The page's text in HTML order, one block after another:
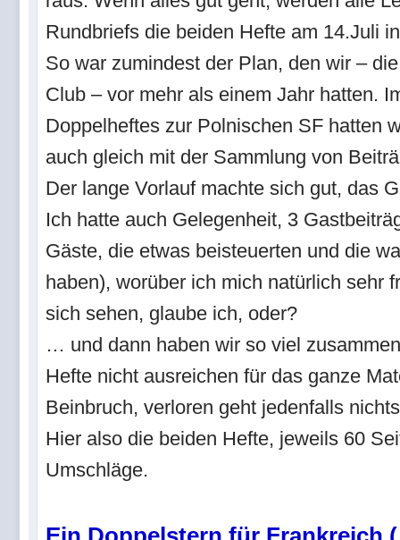
Rundbriefs die beiden Hefte am 14.Juli
So war zumindest der Plan, den wir –
Club – vor mehr als einem Jahr hatten.
Doppelheftes zur Polnischen SF hatten
auch gleich mit der Sammlung von
Der lange Vorlauf machte sich gut, das
Ich hatte auch Gelegenheit, 3
Gäste, die etwas beisteuerten und die
haben), worüber ich mich natürlich sehr
sich sehen, glaube ich, oder?
… und dann haben wir so viel
Hefte nicht ausreichen für das ganze
Beinbruch, verloren geht jedenfalls
Hier also die beiden Hefte, jeweils 60
Umschläge.